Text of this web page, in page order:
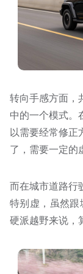
转向手感方面，
中的一个模式。
以需要经常修正
了，需要一定的
而在城市道路行
特别虚，虽然跟
硬派越野来说，